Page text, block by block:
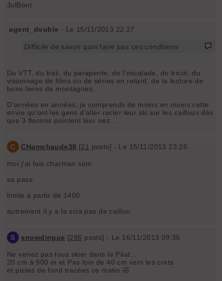
JulBont
agent_double - Le 15/11/2013 22:27
Difficile de savoir quoi faire pas ces conditions
Du VTT, du trail, du parapente, de l'escalade, du tricot, du
visionnage de films ou de séries en retard, de la lecture de
bons livres de montagnes...
D'années en années, je comprends de moins en moins cette
envie qu'ont les gens d'aller racler leur ski sur les cailloux dès
que 3 flocons pointent leur nez...
C CHamchaude38 [21 posts] - Le 15/11/2013 23:26
moi j'ai fais charman som
sa pass
limite a partir de 1400
autrement il y a la scia pas de caillou
S snowdingue [286 posts] - Le 16/11/2013 09:36
Ne venez pas tous skier dans le Pilat...
20 cm à 900 m et Pas loin de 40 cm vers les crets
et pistes de fond tracées ce matin 🤣